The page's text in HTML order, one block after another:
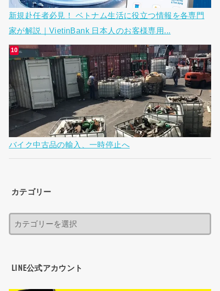
新規赴任者必見！ ベトナム生活に役立つ情報を各専門
家が解説｜VietinBank 日本人のお客様専用...
バイク中古品の輸入、一時停止へ
カテゴリー
LINE公式アカウント